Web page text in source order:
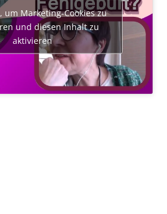
um Marketing-Cookies zu
und diesen Inhalt zu
aktivieren